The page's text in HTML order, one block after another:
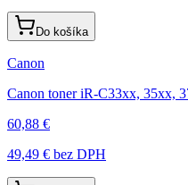
Do košíka
Canon
Canon toner iR-C33xx, 35xx,
60,88 €
49,49 € bez DPH